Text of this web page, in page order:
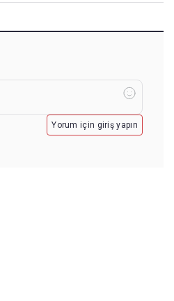
Yorum için giriş yapın